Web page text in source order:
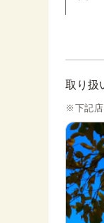
取り扱
※下記店